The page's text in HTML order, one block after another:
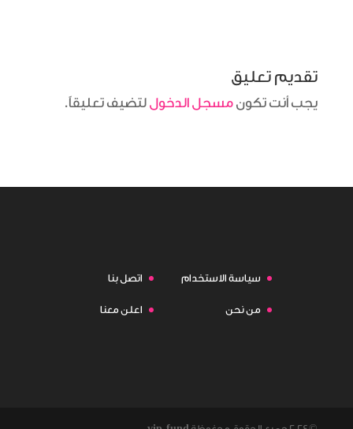
تقديم تعليق
يجب أنت تكون مسجل الدخول لتضيف تعليقاً.
سياسة الاستخدام اتصل بنا
من نحن اعلن معنا